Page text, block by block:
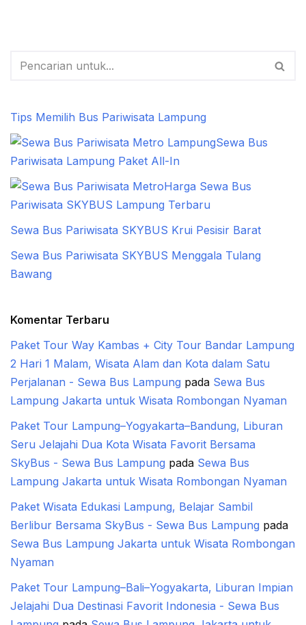
Tips Memilih Bus Pariwisata Lampung
Sewa Bus
Pariwisata Lampung Paket All-In
Harga Sewa Bus
Pariwisata SKYBUS Lampung Terbaru
Sewa Bus Pariwisata SKYBUS Krui Pesisir Barat
Sewa Bus Pariwisata SKYBUS Menggala Tulang
Bawang
Komentar Terbaru
Paket Tour Way Kambas + City Tour Bandar Lampung
2 Hari 1 Malam, Wisata Alam dan Kota dalam Satu
Perjalanan - Sewa Bus Lampung pada Sewa Bus
Lampung Jakarta untuk Wisata Rombongan Nyaman
Paket Tour Lampung–Yogyakarta–Bandung, Liburan
Seru Jelajahi Dua Kota Wisata Favorit Bersama
SkyBus - Sewa Bus Lampung pada Sewa Bus
Lampung Jakarta untuk Wisata Rombongan Nyaman
Paket Wisata Edukasi Lampung, Belajar Sambil
Berlibur Bersama SkyBus - Sewa Bus Lampung pada
Sewa Bus Lampung Jakarta untuk Wisata Rombongan
Nyaman
Paket Tour Lampung–Bali–Yogyakarta, Liburan Impian
Jelajahi Dua Destinasi Favorit Indonesia - Sewa Bus